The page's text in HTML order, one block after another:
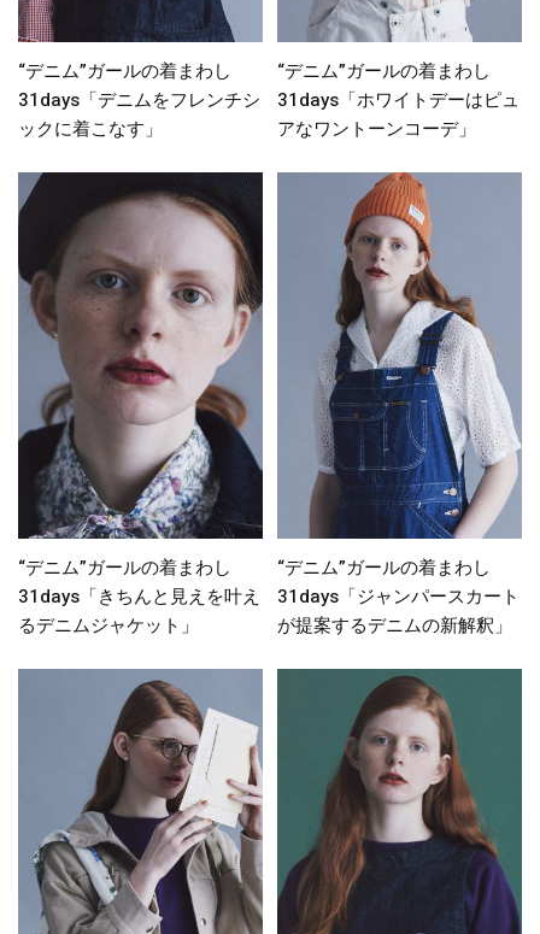
“デニム”ガールの着まわし
31days「デニムをフレンチシ
ックに着こなす」
“デニム”ガールの着まわし
31days「ホワイトデーはピュ
アなワントーンコーデ」
“デニム”ガールの着まわし
31days「きちんと見えを叶え
るデニムジャケット」
“デニム”ガールの着まわし
31days「ジャンパースカート
が提案するデニムの新解釈」